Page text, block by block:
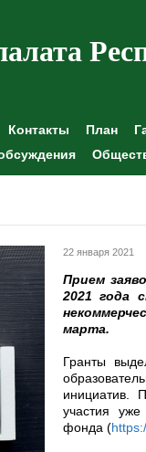
Контакты План
22 января 2021
Прием
2021 года
марта.
Гранты
инициатив.
участия
фонда (